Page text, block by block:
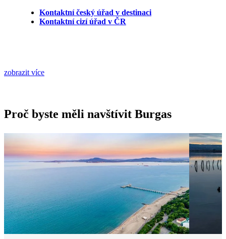
Kontaktní český úřad v destinaci
Kontaktní cizí úřad v ČR
zobrazit více
Proč byste měli navštívit Burgas